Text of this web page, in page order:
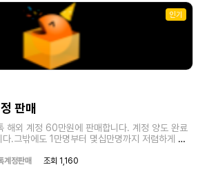
매하실분들은. 아래 링크로 자세한내용 꼭 적어서
(전화번호인지.구글인지.네이버인지 꼭 말해주셰야
니다.2판매할계정 후원자 레벨 꼭 말해주셔야됩니
하실생각 안하시는게 좋아요.4.국내계정인지 .외
됩니다.5.해킹계정.인증계정.고객번호 있는계정
꼭 해야됩니다.(판매금액 입금하는 계좌와 본인인
합니다)https://open.kakao.com/o/s9aoZOpi
주세요
인기
판매
해외 계정 60만원에 판매합니다. 계정 양도 완료
.그밖에도 1만명부터 몇십만명까지 저렴하게 판
o/spaVB99g
계정판매 조회 1,160